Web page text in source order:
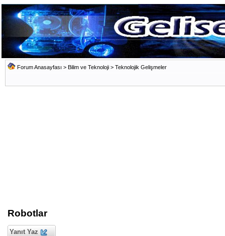
Forum Anasayfası > Bilim ve Teknoloji > Teknolojik Gelişmeler
Robotlar
Yanıt Yaz